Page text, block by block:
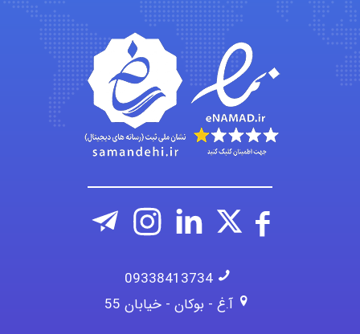
09338413734
آ.غ - بوکان - خیابان 55